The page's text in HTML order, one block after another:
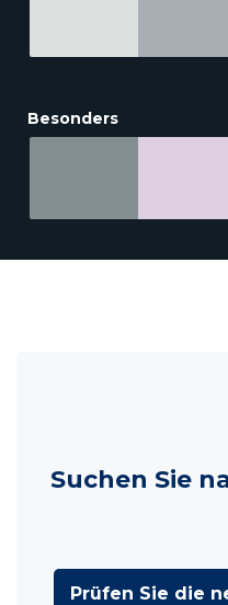
Besonders
Suchen Sie
Prüfen Sie die